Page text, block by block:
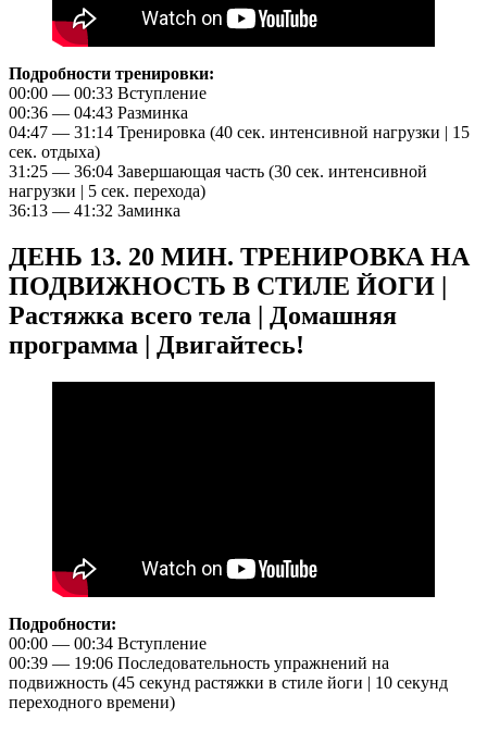
Подробности тренировки:
00:00 — 00:33 Вступление
00:36 — 04:43 Разминка
04:47 — 31:14 Тренировка (40 сек. интенсивной нагрузки | 15
сек. отдыха)
31:25 — 36:04 Завершающая часть (30 сек. интенсивной
нагрузки | 5 сек. перехода)
36:13 — 41:32 Заминка
ДЕНЬ 13. 20 МИН. ТРЕНИРОВКА НА
ПОДВИЖНОСТЬ В СТИЛЕ ЙОГИ |
Растяжка всего тела | Домашняя
программа | Двигайтесь!
Подробности:
00:00 — 00:34 Вступление
00:39 — 19:06 Последовательность упражнений на
подвижность (45 секунд растяжки в стиле йоги | 10 секунд
переходного времени)